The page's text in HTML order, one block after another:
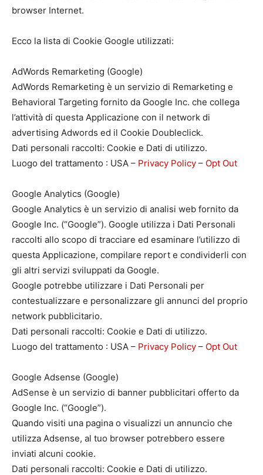
browser Internet.
Ecco la lista di Cookie Google utilizzati:
AdWords Remarketing (Google)
AdWords Remarketing è un servizio di Remarketing e
Behavioral Targeting fornito da Google Inc. che collega
l’attività di questa Applicazione con il network di
advertising Adwords ed il Cookie Doubleclick.
Dati personali raccolti: Cookie e Dati di utilizzo.
Luogo del trattamento : USA – Privacy Policy – Opt Out
Google Analytics (Google)
Google Analytics è un servizio di analisi web fornito da
Google Inc. (“Google”). Google utilizza i Dati Personali
raccolti allo scopo di tracciare ed esaminare l’utilizzo di
questa Applicazione, compilare report e condividerli con
gli altri servizi sviluppati da Google.
Google potrebbe utilizzare i Dati Personali per
contestualizzare e personalizzare gli annunci del proprio
network pubblicitario.
Dati personali raccolti: Cookie e Dati di utilizzo.
Luogo del trattamento : USA – Privacy Policy – Opt Out
Google Adsense (Google)
AdSense è un servizio di banner pubblicitari offerto da
Google Inc. (“Google”).
Quando visiti una pagina o visualizzi un annuncio che
utilizza Adsense, al tuo browser potrebbero essere
inviati alcuni cookie.
Dati personali raccolti: Cookie e Dati di utilizzo.